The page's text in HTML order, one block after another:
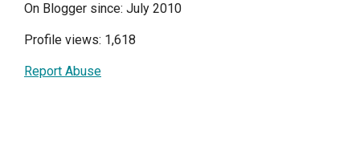
On Blogger since: July 2010
Profile views: 1,618
Report Abuse